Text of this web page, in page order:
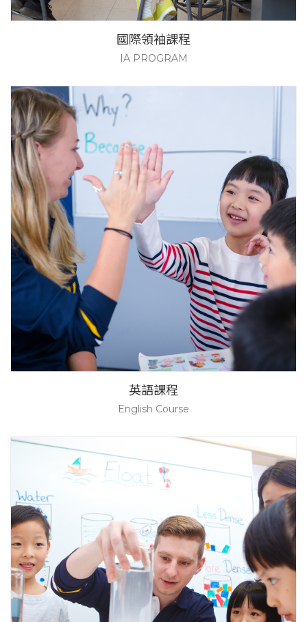
國際領袖課程
IA PROGRAM
英語課程
English Course